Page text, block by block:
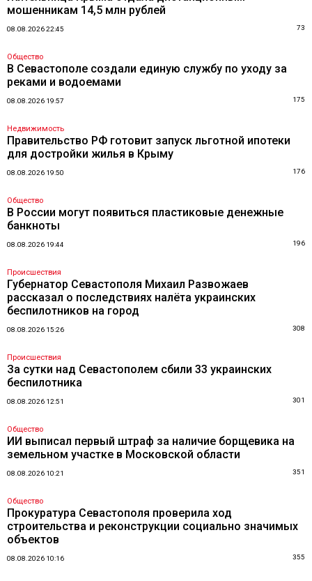
мошенникам 14,5 млн рублей
08.08.2026 22:45 73
Общество
В Севастополе создали единую службу по уходу за
реками и водоемами
08.08.2026 19:57 175
Недвижимость
Правительство РФ готовит запуск льготной ипотеки
для достройки жилья в Крыму
08.08.2026 19:50 176
Общество
В России могут появиться пластиковые денежные
банкноты
08.08.2026 19:44 196
Происшествия
Губернатор Севастополя Михаил Развожаев
рассказал о последствиях налёта украинских
беспилотников на город
08.08.2026 15:26 308
Происшествия
За сутки над Севастополем сбили 33 украинских
беспилотника
08.08.2026 12:51 301
Общество
ИИ выписал первый штраф за наличие борщевика на
земельном участке в Московской области
08.08.2026 10:21 351
Общество
Прокуратура Севастополя проверила ход
строительства и реконструкции социально значимых
объектов
08.08.2026 10:16 355